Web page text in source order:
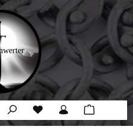
Du hast 0 Produkte auf